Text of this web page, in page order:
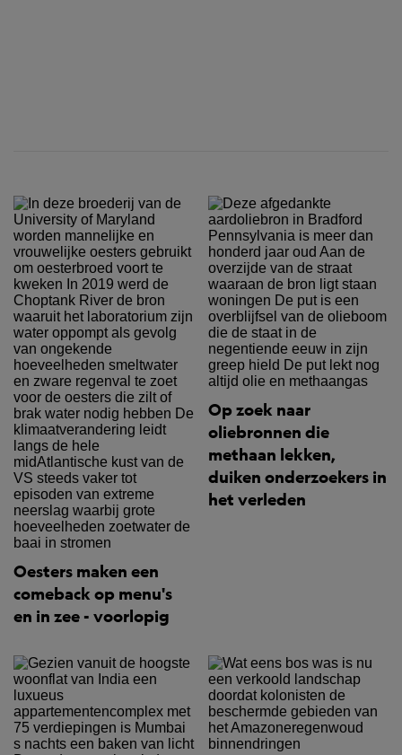
Oesters maken een
comeback op menu's
en in zee - voorlopig
Op zoek naar
oliebronnen die
methaan lekken,
duiken onderzoekers in
het verleden